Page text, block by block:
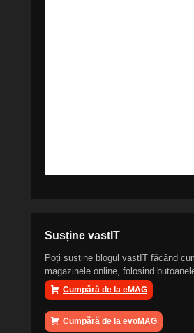
Susține vastIT
Poți susține blogul vastIT făcând
magazinele online, folosind
Cumpără de la eMAG
Cumpără de la evoMAG